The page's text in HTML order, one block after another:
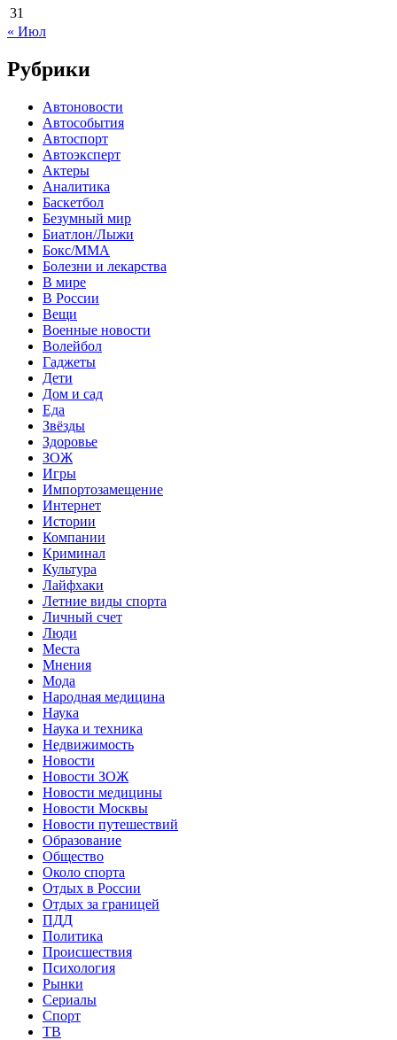
31
« Июл
Рубрики
Автоновости
Автособытия
Автоспорт
Автоэксперт
Актеры
Аналитика
Баскетбол
Безумный мир
Биатлон/Лыжи
Бокс/MMA
Болезни и лекарства
В мире
В России
Вещи
Военные новости
Волейбол
Гаджеты
Дети
Дом и сад
Еда
Звёзды
Здоровье
ЗОЖ
Игры
Импортозамещение
Интернет
Истории
Компании
Криминал
Культура
Лайфхаки
Летние виды спорта
Личный счет
Люди
Места
Мнения
Мода
Народная медицина
Наука
Наука и техника
Недвижимость
Новости
Новости ЗОЖ
Новости медицины
Новости Москвы
Новости путешествий
Образование
Общество
Около спорта
Отдых в России
Отдых за границей
ПДД
Политика
Происшествия
Психология
Рынки
Сериалы
Спорт
ТВ